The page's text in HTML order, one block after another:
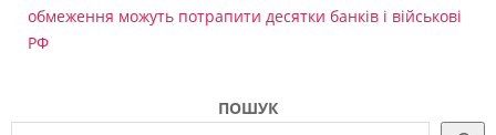
обмеження можуть потрапити десятки банків і військові
РФ
ПОШУК